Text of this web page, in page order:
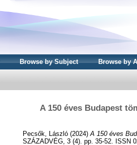
Browse by Subject Browse by
A 150 éves Budapest
Pecsők, László (2024) A 150 éves
SZÁZADVÉG, 3 (4). pp. 35-52. ISSN